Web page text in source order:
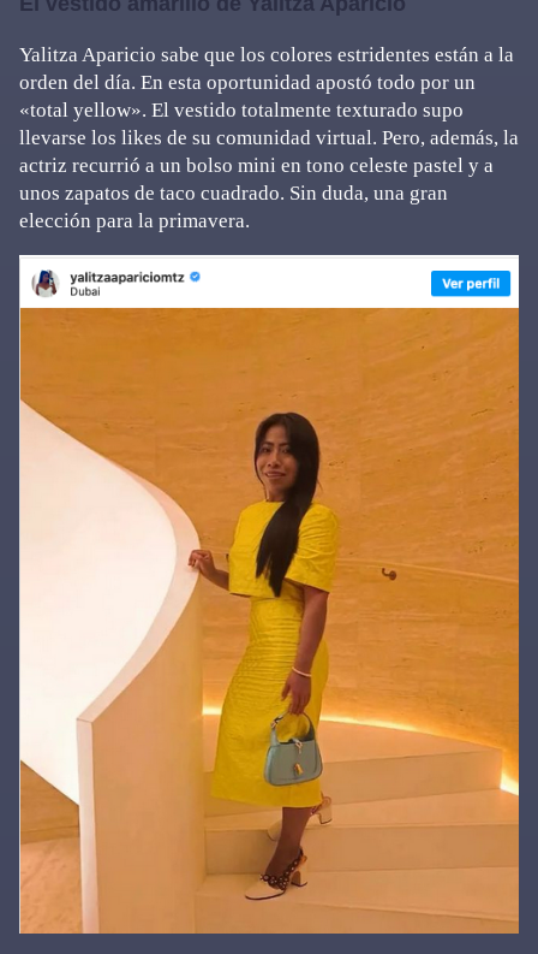
Yalitza Aparicio sabe que los colores estridentes están a la
orden del día. En esta oportunidad apostó todo por un
«total yellow». El vestido totalmente texturado supo
llevarse los likes de su comunidad virtual. Pero, además, la
actriz recurrió a un bolso mini en tono celeste pastel y a
unos zapatos de taco cuadrado. Sin duda, una gran
elección para la primavera.